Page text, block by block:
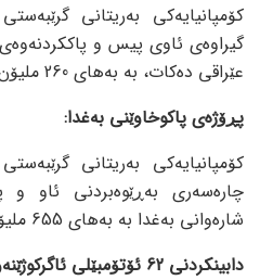
کۆمپانیایەکی بەریتانی
گیراوەی ئاوی پیس و
عێراقی دەکات، بە بەهای 260 ملیۆن پاوەند لە هەناردەکردندا.
پڕۆژەی پاکوخاوێنی بەغدا:
کۆمپانیایەکی بەریتانی
چارەسەری بەڕێوەبردنی ئاو
شارەوانی بەغدا بە بەهای 655 ملیۆن پاوەند.
دابینکردنی 62 ئۆتۆمبێلی ئاگرکوژێنەوەی بەریتانیا: